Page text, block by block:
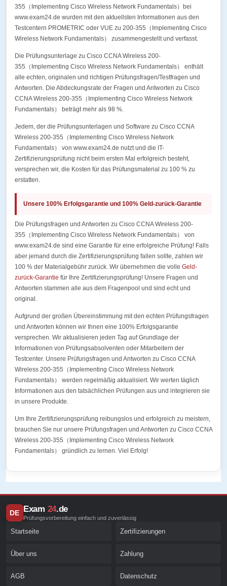
355（Implementing Cisco Wireless Network Fundamentals）bei
www.exam24.de wurden mit den aktuellsten Informationen aus den
Testcentern PROMETRIC oder VUE zu 200-355（Implementing Cisco
Wireless Network Fundamentals） zusammengestellt und verfasst.
Die Prüfungsunterlage zu Cisco CCNA Wireless 200-
355（Implementing Cisco Wireless Network Fundamentals） enthält
alle echten, originalen und richtigen Prüfungsfragen/Testfragen und
Antworten. Die Abdeckungsrate der Fragen und Antworten zu Cisco
CCNA Wireless 200-355（Implementing Cisco Wireless Network
Fundamentals） beträgt mehr als 98 %.
Jedem, der die Prüfungsunterlagen und Software zu Cisco CCNA
Wireless 200-355（Implementing Cisco Wireless Network
Fundamentals） von www.exam24.de nutzt und die IT-
Zertifizierungsprüfung nicht beim ersten Mal erfolgreich besteht,
versprechen wir, die Kosten für das Prüfungsmaterial zu 100 % zu
erstatten.
Unsere 100% Erfolgsgarantie und 100% Geld-zurück-Garantie
Die Prüfungsfragen und Antworten zu Cisco CCNA Wireless 200-
355（Implementing Cisco Wireless Network Fundamentals） von
www.exam24.de sind eine Garantie für eine erfolgreiche Prüfung! Falls
aber jemand durch die Zertifizierungsprüfung fallen sollte, zahlen wir
100 % der Materialgebühr zurück. Wir übernehmen die volle Geld-
zurück-Garantie für Ihre Zertifizierungsprüfung! Unsere Fragen und
Antworten stammen alle aus dem Fragenpool und sind echt und
original.
Aufgrund der großen Übereinstimmung mit den echten Prüfungsfragen
und Antworten können wir Ihnen eine 100% Erfolgsgarantie
versprechen. Wir aktualisieren jeden Tag auf Grundlage der
Informationen von Prüfungsabsolventen oder Mitarbeitern der
Testcenter. Unsere Prüfungsfragen und Antworten zu Cisco CCNA
Wireless 200-355（Implementing Cisco Wireless Network
Fundamentals） werden regelmäßig aktualisiert. Wir werten täglich
Informationen aus den tatsächlichen Prüfungen aus und integrieren sie
in unsere Produkte.
Um Ihre Zertifizierungsprüfung reibungslos und erfolgreich zu meistern,
brauchen Sie nur unsere Prüfungsfragen und Antworten zu Cisco CCNA
Wireless 200-355（Implementing Cisco Wireless Network
Fundamentals） gründlich zu lernen. Viel Erfolg!
DE Exam 24.de
Prüfungsvorbereitung einfach und zuverlässig
Startseite Zertifizierungen
Über uns Zahlung
AGB Datenschutz